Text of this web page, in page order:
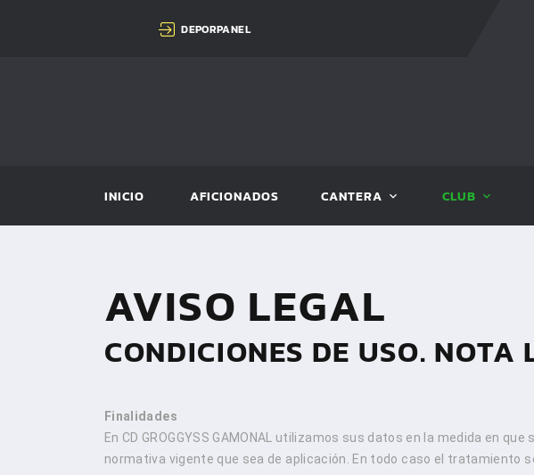
DEPORPANEL
INICIO AFICIONADOS CANTERA CLUB
AVISO LEGAL
CONDICIONES DE USO. NOTA
Finalidades
En CD GROGGYSS GAMONAL utilizamos sus datos en la medida en
normativa vigente que sea de aplicación. En todo caso el tratamiento